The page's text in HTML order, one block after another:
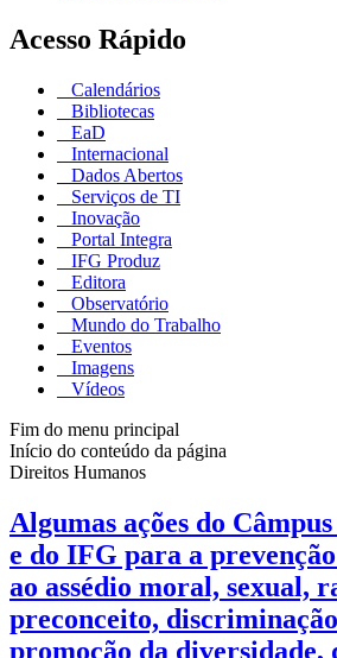
Acesso Rápido
Calendários
Bibliotecas
EaD
Internacional
Dados Abertos
Serviços de TI
Inovação
Portal Integra
IFG Produz
Editora
Observatório
Mundo do Trabalho
Eventos
Imagens
Vídeos
Fim do menu principal
Início do conteúdo da página
Direitos Humanos
Algumas ações do
e do IFG para a
ao assédio moral, sexual,
preconceito,
promoção da diversidade,